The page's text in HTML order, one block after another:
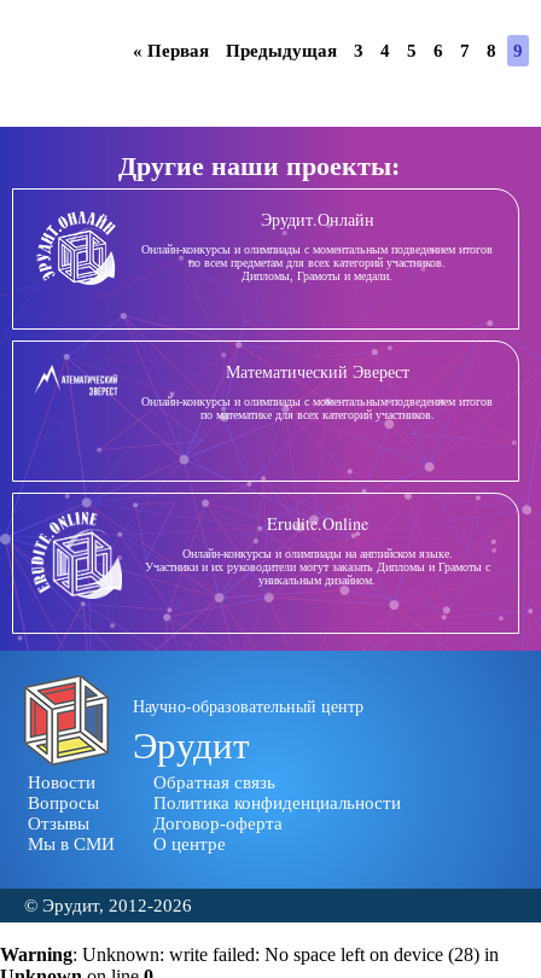
« Первая Предыдущая 3 4 5 6 7 8 9
Другие наши проекты:
Эрудит.Онлайн
Онлайн-конкурсы и олимпиады с моментальным подведением итогов
по всем предметам для всех категорий участников.
Дипломы, Грамоты и медали.
Математический Эверест
Онлайн-конкурсы и олимпиады с моментальным подведением итогов
по математике для всех категорий участников.
Erudite.Online
Онлайн-конкурсы и олимпиады на английском языке.
Участники и их руководители могут заказать Дипломы и Грамоты с
уникальным дизайном.
Научно-образовательный центр
Эрудит
Новости
Вопросы
Отзывы
Мы в СМИ
Обратная связь
Политика конфиденциальности
Договор-оферта
О центре
© Эрудит, 2012-2026
Warning: Unknown: write failed: No space left on device (28) in